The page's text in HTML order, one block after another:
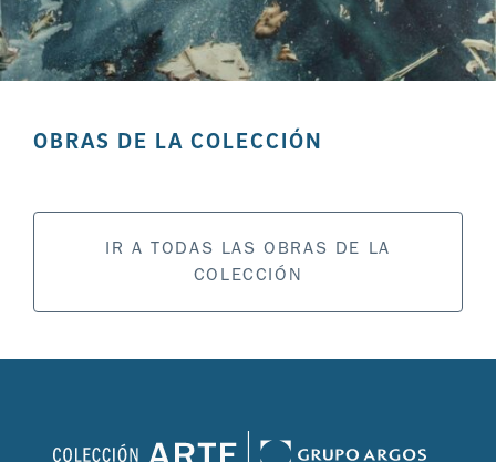
OBRAS DE LA COLECCIÓN
IR A TODAS LAS OBRAS DE LA
COLECCIÓN